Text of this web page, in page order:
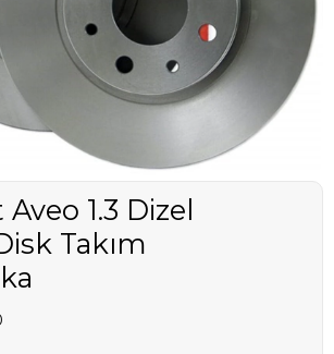
1.3 Dizel
Takım